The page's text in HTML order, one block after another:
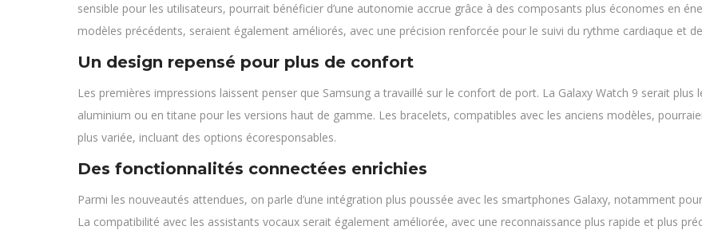
sensible pour les utilisateurs, pourrait bénéficier d’une autonomie accrue grâce à des composants plus économes en
modèles précédents, seraient également améliorés, avec une précision renforcée pour le suivi du rythme cardiaque et
Un design repensé pour plus de confort
Les premières impressions laissent penser que Samsung a travaillé sur le confort de port. La Galaxy Watch 9 serait plus
aluminium ou en titane pour les versions haut de gamme. Les bracelets, compatibles avec les anciens modèles,
plus variée, incluant des options écoresponsables.
Des fonctionnalités connectées enrichies
Parmi les nouveautés attendues, on parle d’une intégration plus poussée avec les smartphones Galaxy, notamment
La compatibilité avec les assistants vocaux serait également améliorée, avec une reconnaissance plus rapide et plus